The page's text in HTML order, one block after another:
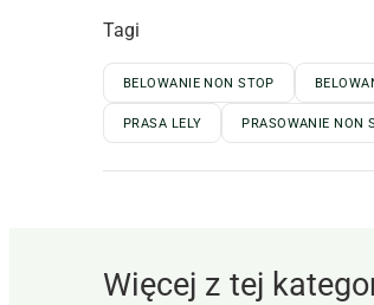
Tagi
BELOWANIE NON STOP
PRASA LELY PRASOWANIE NON
Więcej z tej